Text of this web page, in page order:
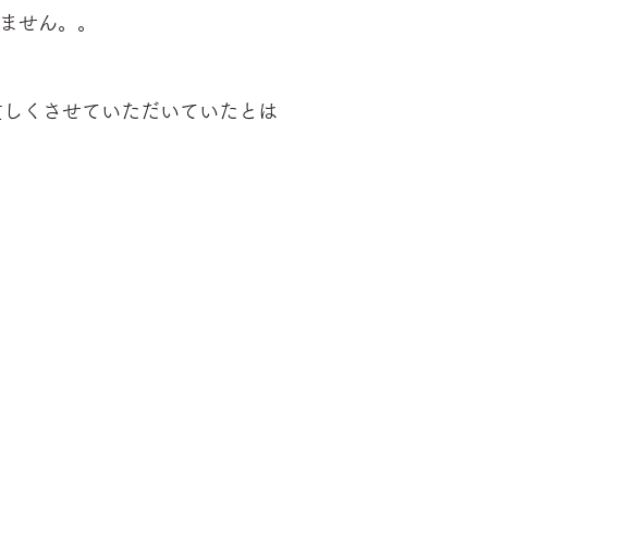
ません。。
くさせていただいていたとは